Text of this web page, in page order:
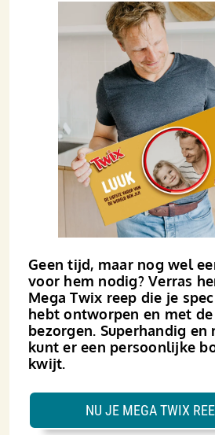
Geen tijd, maar nog wel
voor hem nodig? Verras
Mega Twix reep die je
hebt ontworpen en met
bezorgen. Superhandig en
kunt er een persoonlijke
kwijt.
NU JE MEGA TWIX